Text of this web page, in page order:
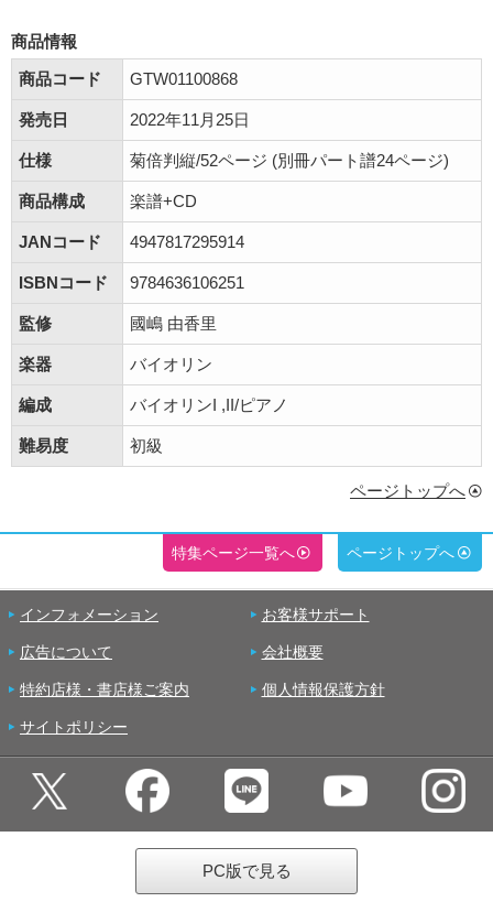
商品情報
商品コード
GTW01100868
発売日 2022年11月25日
仕様 菊倍判縦/52ページ (別冊パート譜24ページ)
商品構成 楽譜+CD
JANコード 4947817295914
ISBNコード 9784636106251
監修 國嶋 由香里
楽器 バイオリン
編成 バイオリンI ,II/ピアノ
難易度 初級
ページトップへ
特集ページ一覧へ ページトップへ
インフォメーション お客様サポート
広告について 会社概要
特約店様・書店様ご案内 個人情報保護方針
サイトポリシー
PC版で見る